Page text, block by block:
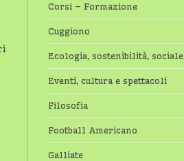
Corsi – Formazione
Cuggiono
Ecologia, sostenibilità, sociale
Eventi, cultura e spettacoli
Filosofia
Football Americano
Galliate